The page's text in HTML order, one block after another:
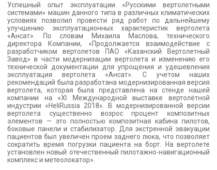
Успешный опыт эксплуатации «Русскими вертолетными
системами» машин данного типа в различных климатических
условиях позволил провести ряд работ по дальнейшему
улучшению эксплуатационных характеристик вертолета
«Ансат». По словам Михаила Маслова, технического
директора Компании, «Продолжается взаимодействие с
разработчиком вертолетов ПАО «Казанский Вертолетный
Завод» в части модернизации вертолета и изменению его
технической документации для упрощения и удешевления
эксплуатация вертолета «Ансат». С учетом наших
рекомендаций была разработана модернизированная версия
вертолета, которая была представлена на стенде нашей
компании на «XI Международной выставке вертолётной
индустрии «HeliRussia 2018». В модернизированной версии
вертолета существенно возрос процент композитных
элементов — это полностью композитная кабина пилотов,
боковые панели и стабилизатор. Для экстренной эвакуации
пациентов был увеличен проем заднего люка, что позволяет
сократить время погрузки пациента на борт. На вертолете
установлен новый отечественный пилотажно-навигационный
комплекс и метеолокатор».